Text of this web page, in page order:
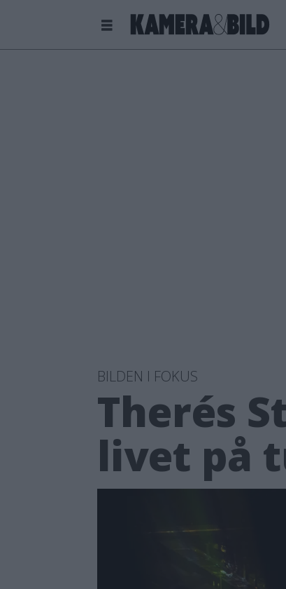
BILDEN I FOKUS
Therés
livet på